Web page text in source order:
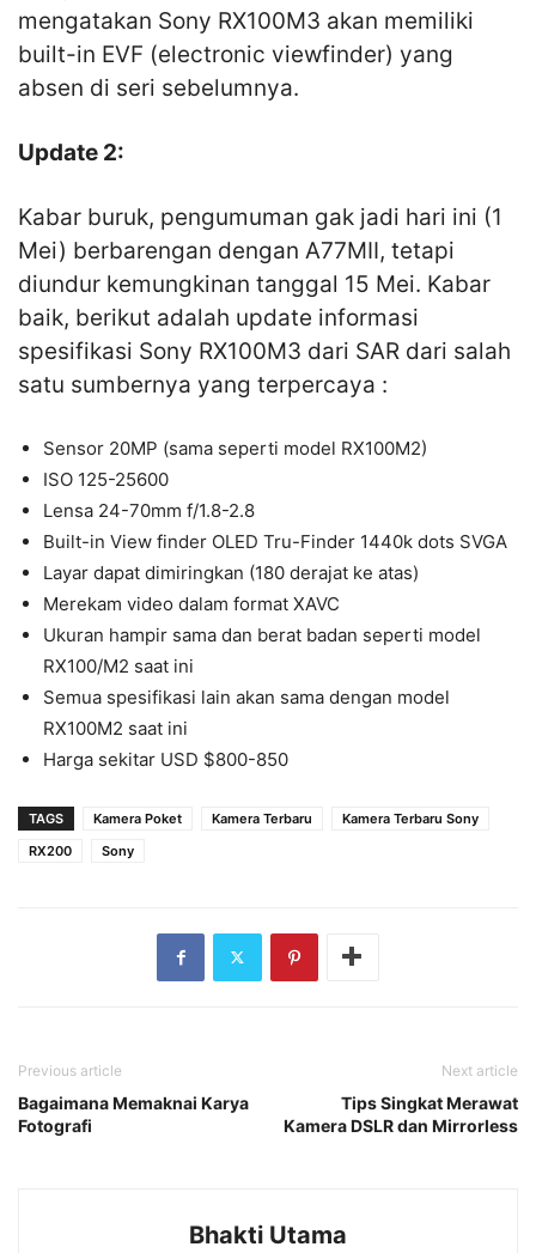
mengatakan Sony RX100M3 akan memiliki
built-in EVF (electronic viewfinder) yang
absen di seri sebelumnya.
Update 2:
Kabar buruk, pengumuman gak jadi hari ini (1
Mei) berbarengan dengan A77MII, tetapi
diundur kemungkinan tanggal 15 Mei. Kabar
baik, berikut adalah update informasi
spesifikasi Sony RX100M3 dari SAR dari salah
satu sumbernya yang terpercaya :
Sensor 20MP (sama seperti model RX100M2)
ISO 125-25600
Lensa 24-70mm f/1.8-2.8
Built-in View finder OLED Tru-Finder 1440k dots SVGA
Layar dapat dimiringkan (180 derajat ke atas)
Merekam video dalam format XAVC
Ukuran hampir sama dan berat badan seperti model
RX100/M2 saat ini
Semua spesifikasi lain akan sama dengan model
RX100M2 saat ini
Harga sekitar USD $800-850
TAGS Kamera Poket Kamera Terbaru
Kamera Terbaru Sony
RX200
Sony
Previous article
Bagaimana Memaknai Karya
Fotografi
Next article
Tips Singkat Merawat
Kamera DSLR dan Mirrorless
Bhakti Utama